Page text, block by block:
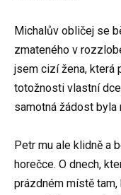
Michalův obličej se
zmateného v
jsem cizí žena, která
totožnosti vlastní
samotná žádost byla
Petr mu ale klidně a
horečce. O dnech,
prázdném místě